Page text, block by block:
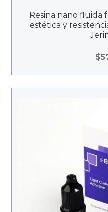
Resina nano fluida
estética y
$